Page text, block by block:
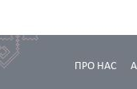
ПРО НАС